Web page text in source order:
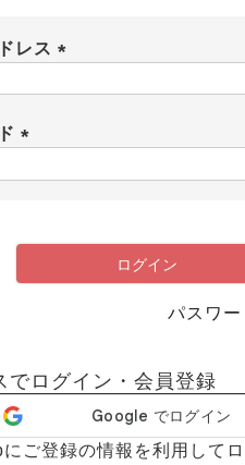
レス
)
ログイン
パスワー
でログイン・会員登録
ご登録の情報を利用して